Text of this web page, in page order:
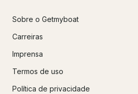
Sobre o Getmyboat
Carreiras
Imprensa
Termos de uso
Política de privacidade